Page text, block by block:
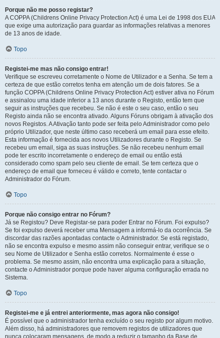
Porque não me posso registar?
A COPPA (Childrens Online Privacy Protection Act) é uma Lei de 1998 dos EUA
que exige uma autorização para guardar as informações relativas a menores
de 13 anos de idade.
Topo
Registei-me mas não consigo entrar!
Verifique se escreveu corretamente o Nome de Utilizador e a Senha. Se tem a
certeza de que estão corretos tenha em atenção um de dois fatores. Se a
função COPPA (Childrens Online Privacy Protection Act) estiver ativa no Fórum
e assinalou uma idade inferior a 13 anos durante o Registo, então tem que
seguir as instruções que recebeu. Se não é este o seu caso, então o seu
Registo ainda não se encontra ativado. Alguns Fóruns obrigam à ativação dos
novos Registos. A Ativação tanto pode ser feita pelo Administrador como pelo
próprio Utilizador, que neste último caso receberá um email para esse efeito.
Esta informação é fornecida aos novos Utilizadores durante o Registo. Se
recebeu um email, siga as suas instruções. Se não recebeu nenhum email
pode ter escrito incorretamente o endereço de email ou então está
considerado como spam pelo seu cliente de email. Se tem certeza que o
endereço de email que forneceu é válido e correto, tente contactar o
Administrador do Fórum.
Topo
Porque não consigo entrar no Fórum?
Já se Registou? Deve Registar-se para poder Entrar no Fórum. Foi expulso?
Se foi expulso deverá receber uma Mensagem a informá-lo da ocorrência. Se
discordar das razões apontadas contacte o Administrador. Se está registado,
não se encontra expulso e mesmo assim não conseguir entrar, verifique se o
seu Nome de Utilizador e Senha estão corretos. Normalmente é esse o
problema. Se mesmo assim, não encontra uma explicação para a situação,
contacte o Administrador porque pode haver alguma configuração errada no
Sistema.
Topo
Registei-me e já entrei anteriormente, mas agora não consigo!
É possível que o administrador tenha excluído o seu registo por algum motivo.
Além disso, há administradores que removem registos de utilizadores que
nunca colocaram mensagens, de modo a reduzir o tamanho da Base de